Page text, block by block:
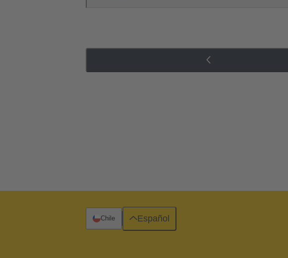
Chile Español